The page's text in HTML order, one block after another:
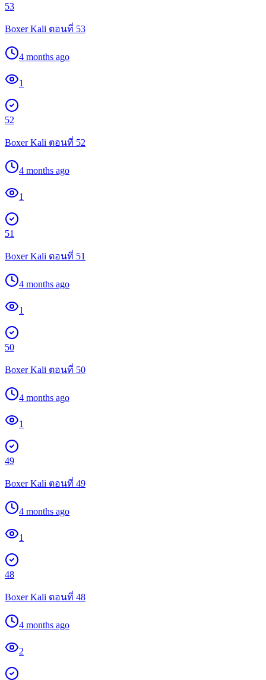
53
Boxer Kali ตอนที่ 53
4 months ago
1
52
Boxer Kali ตอนที่ 52
4 months ago
1
51
Boxer Kali ตอนที่ 51
4 months ago
1
50
Boxer Kali ตอนที่ 50
4 months ago
1
49
Boxer Kali ตอนที่ 49
4 months ago
1
48
Boxer Kali ตอนที่ 48
4 months ago
2